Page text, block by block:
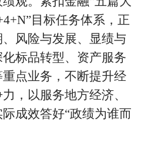
目标任务体系，正
风险与发展、显绩与
标品转型、资产服务
点业务，不断提升经
，以服务地方经济、
成效答好“政绩为谁而